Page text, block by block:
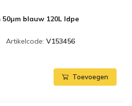
blauw 120L ldpe
Artikelcode: V153456
Toevoegen